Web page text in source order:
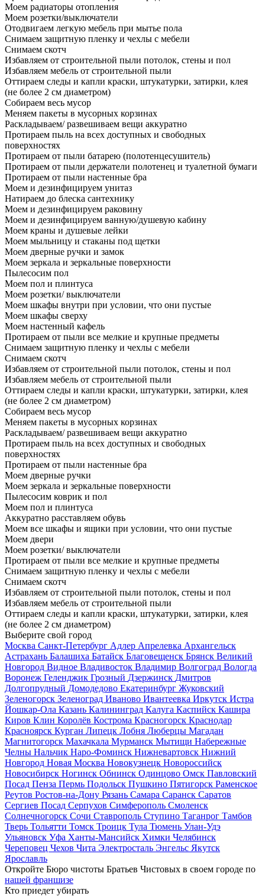
Моем радиаторы отопления
Моем розетки/выключатели
Отодвигаем легкую мебель при мытье пола
Снимаем защитную пленку и чехлы с мебели
Снимаем скотч
Избавляем от строительной пыли потолок, стены и пол
Избавляем мебель от строительной пыли
Оттираем следы и капли краски, штукатурки, затирки, клея
(не более 2 см диаметром)
Собираем весь мусор
Меняем пакеты в мусорных корзинах
Раскладываем/ развешиваем вещи аккуратно
Протираем пыль на всех доступных и свободных
поверхностях
Протираем от пыли батарею (полотенцесушитель)
Протираем от пыли держатели полотенец и туалетной бумаги
Протираем от пыли настенные бра
Моем и дезинфицируем унитаз
Натираем до блеска сантехнику
Моем и дезинфицируем раковину
Моем и дезинфицируем ванную/душевую кабину
Моем краны и душевые лейки
Моем мыльницу и стаканы под щетки
Моем дверные ручки и замок
Моем зеркала и зеркальные поверхности
Пылесосим пол
Моем пол и плинтуса
Моем розетки/ выключатели
Моем шкафы внутри при условии, что они пустые
Моем шкафы сверху
Моем настенный кафель
Протираем от пыли все мелкие и крупные предметы
Снимаем защитную пленку и чехлы с мебели
Снимаем скотч
Избавляем от строительной пыли потолок, стены и пол
Избавляем мебель от строительной пыли
Оттираем следы и капли краски, штукатурки, затирки, клея
(не более 2 см диаметром)
Собираем весь мусор
Меняем пакеты в мусорных корзинах
Раскладываем/ развешиваем вещи аккуратно
Протираем пыль на всех доступных и свободных
поверхностях
Протираем от пыли настенные бра
Моем дверные ручки
Моем зеркала и зеркальные поверхности
Пылесосим коврик и пол
Моем пол и плинтуса
Аккуратно расставляем обувь
Моем все шкафы и ящики при условии, что они пустые
Моем двери
Моем розетки/ выключатели
Протираем от пыли все мелкие и крупные предметы
Снимаем защитную пленку и чехлы с мебели
Снимаем скотч
Избавляем от строительной пыли потолок, стены и пол
Избавляем мебель от строительной пыли
Оттираем следы и капли краски, штукатурки, затирки, клея
(не более 2 см диаметром)
Выберите свой город
Москва Санкт-Петербург Адлер Апрелевка Архангельск
Астрахань Балашиха Батайск Благовещенск Брянск Великий
Новгород Видное Владивосток Владимир Волгоград Вологда
Воронеж Геленджик Грозный Дзержинск Дмитров
Долгопрудный Домодедово Екатеринбург Жуковский
Зеленогорск Зеленоград Иваново Ивантеевка Иркутск Истра
Йошкар-Ола Казань Калининград Калуга Каспийск Кашира
Киров Клин Королёв Кострома Красногорск Краснодар
Красноярск Курган Липецк Лобня Люберцы Магадан
Магнитогорск Махачкала Мурманск Мытищи Набережные
Челны Нальчик Наро-Фоминск Нижневартовск Нижний
Новгород Новая Москва Новокузнецк Новороссийск
Новосибирск Ногинск Обнинск Одинцово Омск Павловский
Посад Пенза Пермь Подольск Пушкино Пятигорск Раменское
Реутов Ростов-на-Дону Рязань Самара Саранск Саратов
Сергиев Посад Серпухов Симферополь Смоленск
Солнечногорск Сочи Ставрополь Ступино Таганрог Тамбов
Тверь Тольятти Томск Троицк Тула Тюмень Улан-Удэ
Ульяновск Уфа Ханты-Мансийск Химки Челябинск
Череповец Чехов Чита Электросталь Энгельс Якутск
Ярославль
Откройте Бюро чистоты Братьев Чистовых в своем городе по
нашей франшизе
Кто приедет убирать